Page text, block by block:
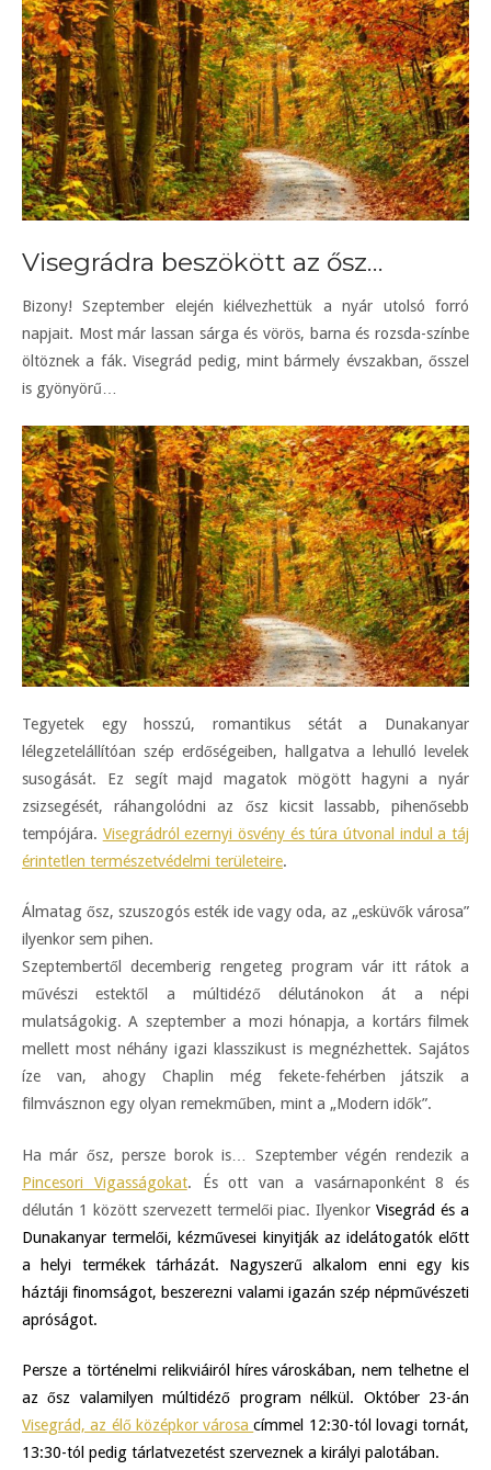
Visegrádra beszökött az ősz…
Bizony! Szeptember elején kiélvezhettük a nyár utolsó forró
napjait. Most már lassan sárga és vörös, barna és rozsda-színbe
öltöznek a fák. Visegrád pedig, mint bármely évszakban, ősszel
is gyönyörű…
Tegyetek egy hosszú, romantikus sétát a Dunakanyar
lélegzetelállítóan szép erdőségeiben, hallgatva a lehulló levelek
susogását. Ez segít majd magatok mögött hagyni a nyár
zsizsegését, ráhangolódni az ősz kicsit lassabb, pihenősebb
tempójára. Visegrádról ezernyi ösvény és túra útvonal indul a táj
érintetlen természetvédelmi területeire.
Álmatag ősz, szuszogós esték ide vagy oda, az „esküvők városa”
ilyenkor sem pihen.
Szeptembertől decemberig rengeteg program vár itt rátok a
művészi estektől a múltidéző délutánokon át a népi
mulatságokig. A szeptember a mozi hónapja, a kortárs filmek
mellett most néhány igazi klasszikust is megnézhettek. Sajátos
íze van, ahogy Chaplin még fekete-fehérben játszik a
filmvásznon egy olyan remekműben, mint a „Modern idők”.
Ha már ősz, persze borok is… Szeptember végén rendezik a
Pincesori Vigasságokat. És ott van a vasárnaponként 8 és
délután 1 között szervezett termelői piac. IlyenkorVisegrád és a
Dunakanyar termelői, kézművesei kinyitják az idelátogatók előtt
a helyi termékek tárházát. Nagyszerű alkalom enni egy kis
háztáji finomságot, beszerezni valami igazán szép népművészeti
apróságot.
Persze a történelmi relikviáiról híres városkában, nem telhetne el
az ősz valamilyen múltidéző program nélkül. Október 23-án
Visegrád, az élő középkor városacímmel 12:30-tól lovagi tornát,
13:30-tól pedig tárlatvezetést szerveznek a királyi palotában.